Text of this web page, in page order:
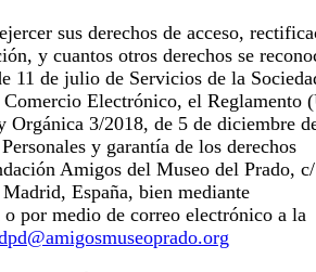
sus derechos de acceso,
y cuantos otros derechos se
11 de julio de Servicios de la
Electrónico, el Reglamento
Orgánica 3/2018, de 5 de diciembre
y garantía de los derechos
Amigos del Museo del Prado,
España, bien mediante
por medio de correo electrónico a la